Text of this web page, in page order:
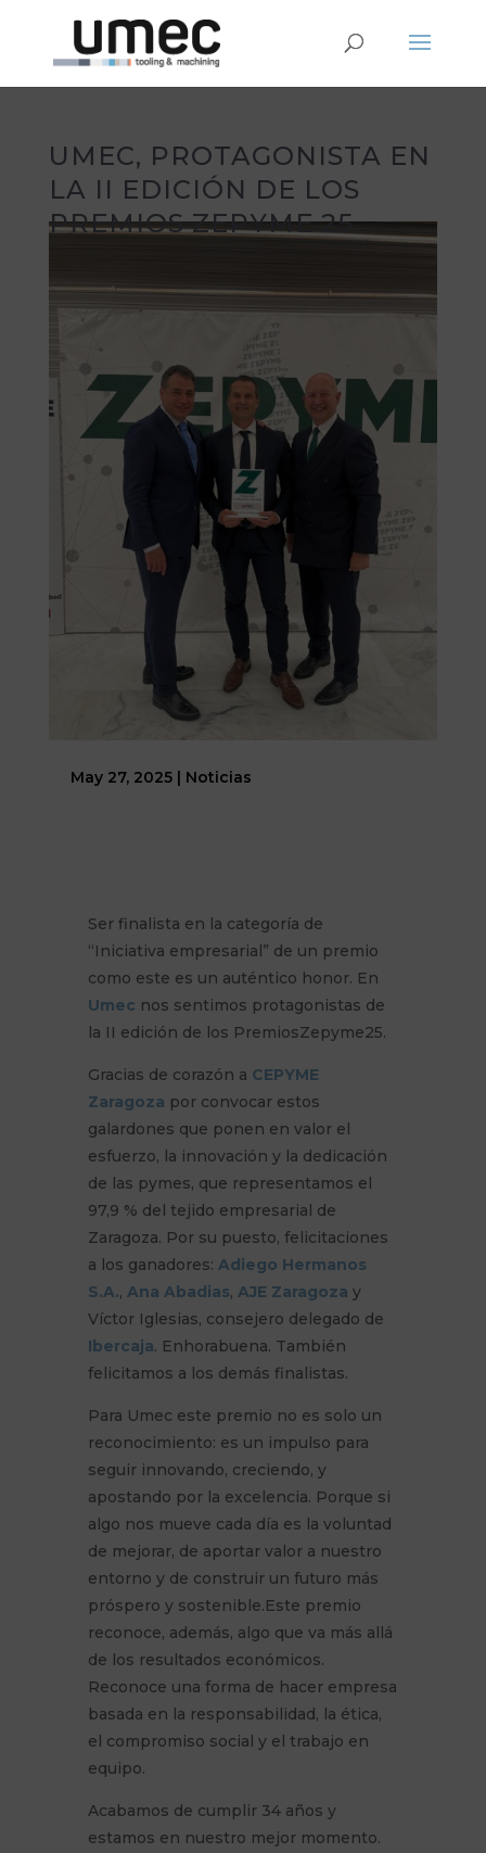
UMEC, PROTAGONISTA EN
LA II EDICIÓN DE LOS
PREMIOS ZEPYME 25
May 27, 2025| Noticias
Ser finalista en la categoría de
“Iniciativa empresarial” de un premio
como este es un auténtico honor. En
Umec nos sentimos protagonistas de
la II edición de los PremiosZepyme25.
Gracias de corazón a CEPYME
Zaragoza por convocar estos
galardones que ponen en valor el
esfuerzo, la innovación y la dedicación
de las pymes, que representamos el
97,9 % del tejido empresarial de
Zaragoza. Por su puesto, felicitaciones
a los ganadores: Adiego Hermanos
S.A., Ana Abadias, AJE Zaragoza y
Víctor Iglesias, consejero delegado de
Ibercaja. Enhorabuena. También
felicitamos a los demás finalistas.
Para Umec este premio no es solo un
reconocimiento: es un impulso para
seguir innovando, creciendo, y
apostando por la excelencia. Porque si
algo nos mueve cada día es la voluntad
de mejorar, de aportar valor a nuestro
entorno y de construir un futuro más
próspero y sostenible.Este premio
reconoce, además, algo que va más allá
de los resultados económicos.
Reconoce una forma de hacer empresa
basada en la responsabilidad, la ética,
el compromiso social y el trabajo en
equipo.
Acabamos de cumplir 34 años y
estamos en nuestro mejor momento.